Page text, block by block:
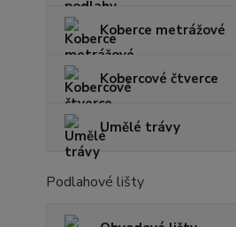
Koberce metrážové
Kobercové čtverce
Umělé trávy
Podlahové lišty